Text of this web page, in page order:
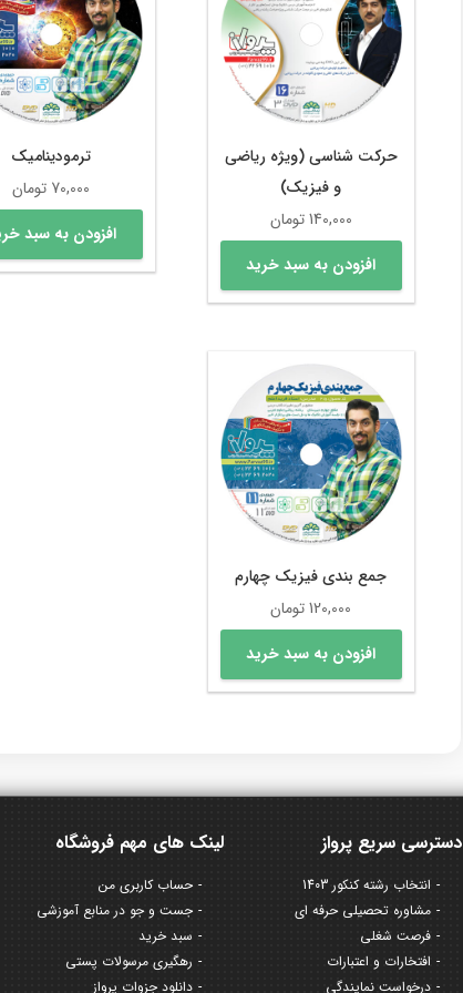
حرکت شناسی (ویژه ریاضی
و فیزیک)
140,000تومان
افزودن به سبد خرید
ترمودینامیک
70,000 تومان
افزودن به سبد
جمع بندی فیزیک چهارم
120,000تومان
افزودن به سبد خرید
لینک های مهم فروشگاه
حساب کاربری من
جست و جو در منابع آموزشی
سبد خرید
رهگیری مرسولات پستی
دانلود جزوات پرواز
دسترسی سریع پرواز
انتخاب رشته کنکور 1403
مشاوره تحصیلی حرفه ای
فرصت شغلی
افتخارات و اعتبارات
درخواست نمایندگی